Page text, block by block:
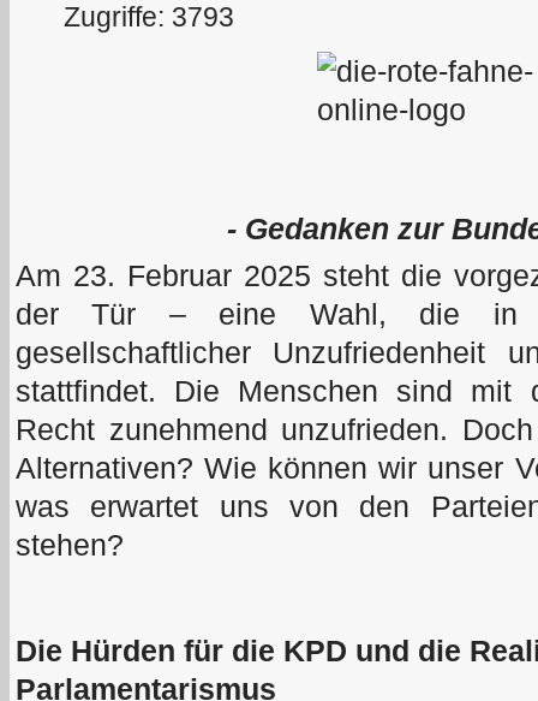
Zugriffe: 3793
- Gedanken zur
Am 23. Februar 2025 steht die
der Tür – eine Wahl, die in
gesellschaftlicher Unzufriedenheit
stattfindet. Die Menschen sind mit
Recht zunehmend unzufrieden.
Alternativen? Wie können wir unser
was erwartet uns von den
stehen?
Die Hürden für die KPD und die
Parlamentarismus